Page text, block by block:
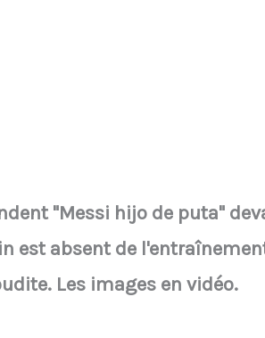
"Messi hijo de puta"
est absent de
Les images en vidéo.